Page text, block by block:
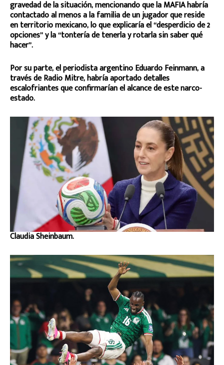
gravedad de la situación, mencionando que la MAFIA habría
contactado al menos a la familia de un jugador que reside
en territorio mexicano, lo que explicaría el “desperdicio de 2
opciones” y la “tontería de tenerla y rotarla sin saber qué
hacer”.
Por su parte, el periodista argentino Eduardo Feinmann, a
través de Radio Mitre, habría aportado detalles
escalofriantes que confirmarían el alcance de este narco-
estado.
Claudia Sheinbaum.